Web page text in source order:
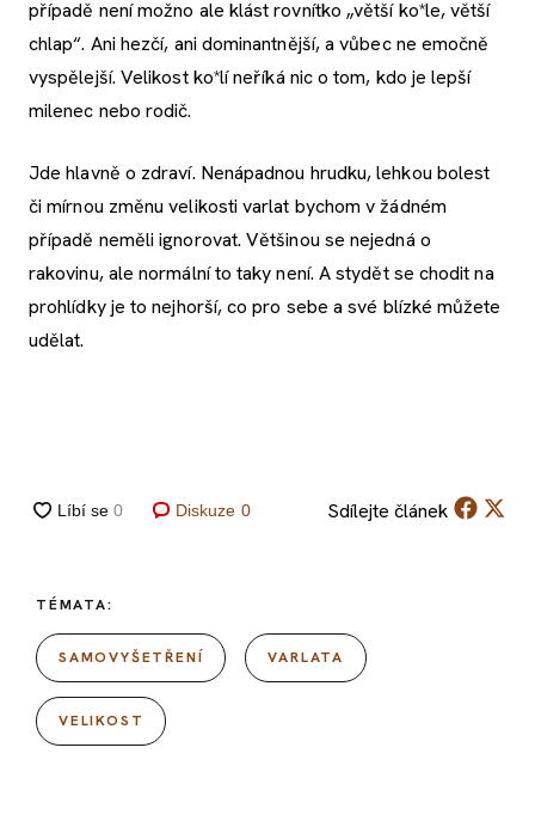
případě není možno ale klást rovnítko „větší ko*le, větší
chlap“. Ani hezčí, ani dominantnější, a vůbec ne emočně
vyspělejší. Velikost ko*lí neříká nic o tom, kdo je lepší
milenec nebo rodič.
Jde hlavně o zdraví. Nenápadnou hrudku, lehkou bolest
či mírnou změnu velikosti varlat bychom v žádném
případě neměli ignorovat. Většinou se nejedná o
rakovinu, ale normální to taky není. A stydět se chodit na
prohlídky je to nejhorší, co pro sebe a své blízké můžete
udělat.
Diskuze 0 Sdílejte článek
TÉMATA:
SAMOVYŠETŘENÍ VARLATA
VELIKOST